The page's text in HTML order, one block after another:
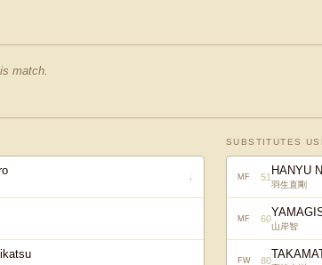
match.
↓
SUBSTITUTES
MF 51 HANYU
羽生直剛
MF 60
山岸智
FW 80